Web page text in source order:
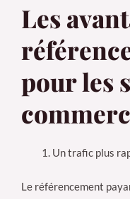
Les
pour les
Un trafic plus
Le référencement